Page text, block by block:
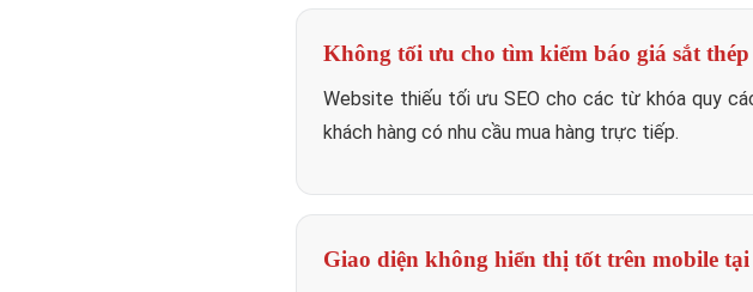
Không tối ưu cho tìm kiếm báo giá sắt thép
Website thiếu tối ưu SEO cho các từ khóa quy
khách hàng có nhu cầu mua hàng trực tiếp.
Giao diện không hiển thị tốt trên mobile